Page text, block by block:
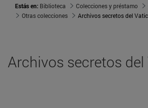
Estás en: Biblioteca Colecciones y préstamo
Otras colecciones
Archivos secretos del
Archivos secretos